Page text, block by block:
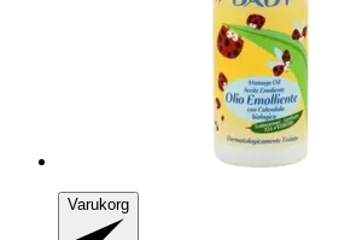
Varukorg